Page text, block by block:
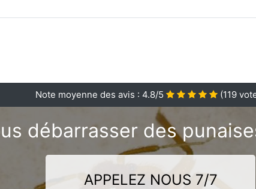
Note moyenne des avis : 4.8/5 (119
débarrasser des
APPELEZ NOUS 7/7